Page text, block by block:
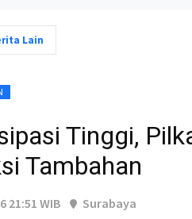
Lain
Tinggi,
Tambahan
21:51 WIB
Surabaya